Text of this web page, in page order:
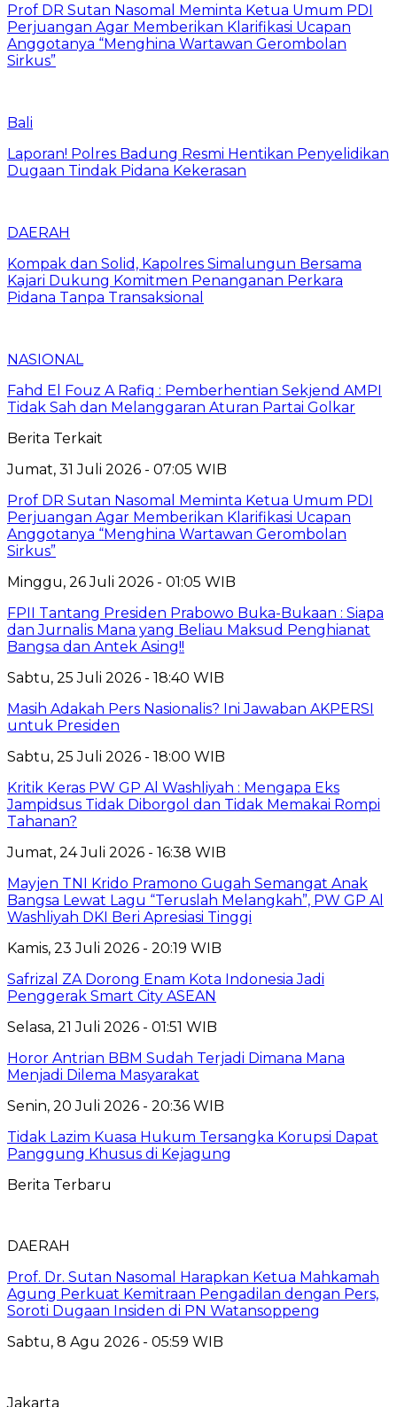
Prof DR Sutan Nasomal Meminta Ketua Umum PDI
Perjuangan Agar Memberikan Klarifikasi Ucapan
Anggotanya “Menghina Wartawan Gerombolan
Sirkus”
Bali
Laporan! Polres Badung Resmi Hentikan Penyelidikan
Dugaan Tindak Pidana Kekerasan
DAERAH
Kompak dan Solid, Kapolres Simalungun Bersama
Kajari Dukung Komitmen Penanganan Perkara
Pidana Tanpa Transaksional
NASIONAL
Fahd El Fouz A Rafiq : Pemberhentian Sekjend AMPI
Tidak Sah dan Melanggaran Aturan Partai Golkar
Berita Terkait
Jumat, 31 Juli 2026 - 07:05 WIB
Prof DR Sutan Nasomal Meminta Ketua Umum PDI
Perjuangan Agar Memberikan Klarifikasi Ucapan
Anggotanya “Menghina Wartawan Gerombolan
Sirkus”
Minggu, 26 Juli 2026 - 01:05 WIB
FPII Tantang Presiden Prabowo Buka-Bukaan : Siapa
dan Jurnalis Mana yang Beliau Maksud Penghianat
Bangsa dan Antek Asing!!
Sabtu, 25 Juli 2026 - 18:40 WIB
Masih Adakah Pers Nasionalis? Ini Jawaban AKPERSI
untuk Presiden
Sabtu, 25 Juli 2026 - 18:00 WIB
Kritik Keras PW GP Al Washliyah : Mengapa Eks
Jampidsus Tidak Diborgol dan Tidak Memakai Rompi
Tahanan?
Jumat, 24 Juli 2026 - 16:38 WIB
Mayjen TNI Krido Pramono Gugah Semangat Anak
Bangsa Lewat Lagu “Teruslah Melangkah”, PW GP Al
Washliyah DKI Beri Apresiasi Tinggi
Kamis, 23 Juli 2026 - 20:19 WIB
Safrizal ZA Dorong Enam Kota Indonesia Jadi
Penggerak Smart City ASEAN
Selasa, 21 Juli 2026 - 01:51 WIB
Horor Antrian BBM Sudah Terjadi Dimana Mana
Menjadi Dilema Masyarakat
Senin, 20 Juli 2026 - 20:36 WIB
Tidak Lazim Kuasa Hukum Tersangka Korupsi Dapat
Panggung Khusus di Kejagung
Berita Terbaru
DAERAH
Prof. Dr. Sutan Nasomal Harapkan Ketua Mahkamah
Agung Perkuat Kemitraan Pengadilan dengan Pers,
Soroti Dugaan Insiden di PN Watansoppeng
Sabtu, 8 Agu 2026 - 05:59 WIB
Jakarta